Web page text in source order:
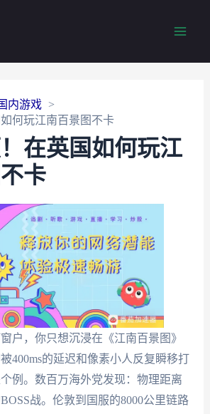
内游戏
何玩江南百景图不卡
在英国如何玩江
卡
户，你只想沉浸在《江南百景图》
400ms的延迟和像素小人反复瞬移打
例。数百万海外党发现：物理距离
战。伦敦到国服的8000公里链路